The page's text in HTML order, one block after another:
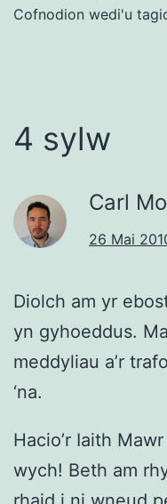
Cofnodion wedi'u
4 sylw
Carl
26 Mai
Diolch am yr
yn gyhoeddus.
meddyliau a’r
‘na.
Hacio’r Iaith
wych! Beth am